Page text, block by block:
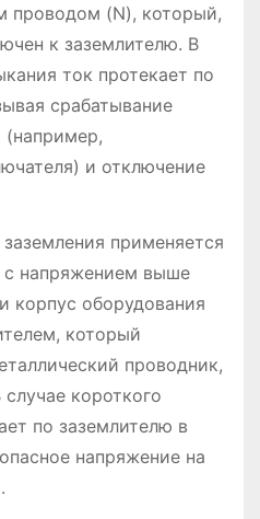
проводом (N), который,
к заземлителю. В
ток протекает по
срабатывание
(например,
и отключение
применяется
с напряжением выше
корпус оборудования
который
проводник,
короткого
по заземлителю в
напряжение на